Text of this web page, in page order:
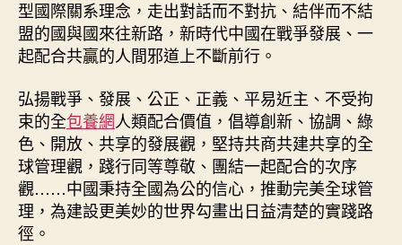
型國際關系理念，走出對話而不對抗、結伴而不結
盟的國與國來往新路，新時代中國在戰爭發展、一
起配合共贏的人間邪道上不斷前行。
弘揚戰爭、發展、公正、正義、平易近主、不受拘
束的全包養網人類配合價值，倡導創新、協調、綠
色、開放、共享的發展觀，堅持共商共建共享的全
球管理觀，踐行同等尊敬、團結一起配合的次序
觀……中國秉持全國為公的信心，推動完美全球管
理，為建設更美妙的世界勾畫出日益清楚的實踐路
徑。